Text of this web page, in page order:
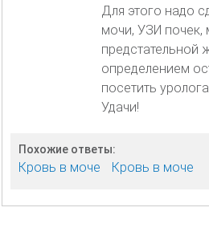
Для этого надо
мочи, УЗИ почек,
предстательной
определением
посетить
Удачи!
Похожие ответы:
Кровь в моче Кровь в моче